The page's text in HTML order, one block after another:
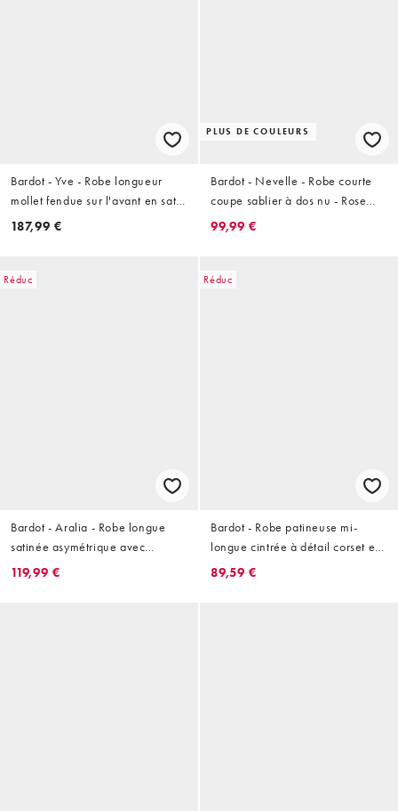
Bardot - Yve - Robe longueur
mollet fendue sur l'avant en satin
avec décolleté plongeant et dos
187,99 €
PLUS DE COULEURS
Bardot - Nevelle - Robe courte
coupe sablier à dos nu - Rose
bonbon
99,99 €
Réduc
Bardot - Aralia - Robe longue
satinée asymétrique avec
corsage en dentelle - Noir
119,99 €
Réduc
Bardot - Robe patineuse mi-
longue cintrée à détail corset et
imprimé abstrait - Marron
89,59 €